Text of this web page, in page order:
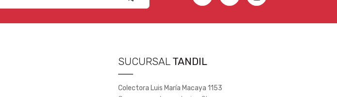
SUCURSAL TANDIL
Colectora Luis María Macaya 1153